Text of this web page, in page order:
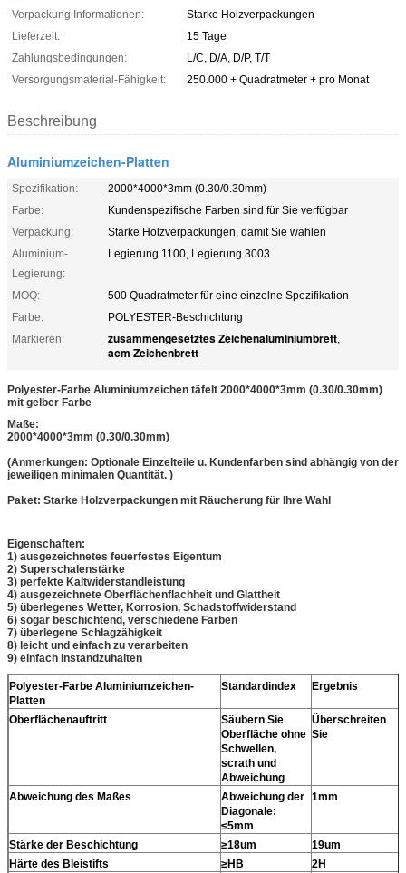
Verpackung Informationen:
Starke Holzverpackungen
Lieferzeit:
15 Tage
Zahlungsbedingungen:
L/C, D/A, D/P, T/T
Versorgungsmaterial-Fähigkeit:
250.000 + Quadratmeter + pro Monat
Beschreibung
Aluminiumzeichen-Platten
Spezifikation:
2000*4000*3mm (0.30/0.30mm)
Farbe:
Kundenspezifische Farben sind für Sie verfügbar
Verpackung:
Starke Holzverpackungen, damit Sie wählen
Aluminium-
Legierung:
Legierung 1100, Legierung 3003
MOQ:
500 Quadratmeter für eine einzelne Spezifikation
Farbe:
POLYESTER-Beschichtung
Markieren:
zusammengesetztes Zeichenaluminiumbrett,
acm Zeichenbrett
Polyester-Farbe Aluminiumzeichen täfelt 2000*4000*3mm (0.30/0.30mm)
mit gelber Farbe
Maße:
2000*4000*3mm (0.30/0.30mm)
(Anmerkungen: Optionale Einzelteile u. Kundenfarben sind abhängig von der
jeweiligen minimalen Quantität. )
Paket: Starke Holzverpackungen mit Räucherung für Ihre Wahl
Eigenschaften:
1) ausgezeichnetes feuerfestes Eigentum
2) Superschalenstärke
3) perfekte Kaltwiderstandleistung
4) ausgezeichnete Oberflächenflachheit und Glattheit
5) überlegenes Wetter, Korrosion, Schadstoffwiderstand
6) sogar beschichtend, verschiedene Farben
7) überlegene Schlagzähigkeit
8) leicht und einfach zu verarbeiten
9) einfach instandzuhalten
Polyester-Farbe Aluminiumzeichen-
Platten
Standardindex Ergebnis
Oberflächenauftritt
Säubern Sie
Oberfläche ohne
Schwellen,
scrath und
Abweichung
Überschreiten
Sie
Abweichung des Maßes
Abweichung der
Diagonale:
≤5mm
1mm
Stärke der Beschichtung ≥18um 19um
Härte des Bleistifts
≥HB 2H